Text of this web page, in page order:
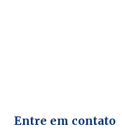
Entre em contato